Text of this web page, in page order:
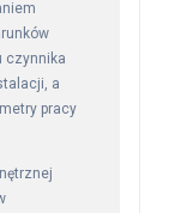
czynnika
a
pracy